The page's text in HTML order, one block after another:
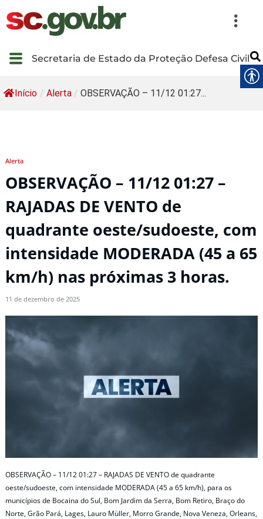
Secretaria de Estado da Proteção Defesa Civil
Início / Alerta / OBSERVAÇÃO – 11/12 01:27...
Alerta
OBSERVAÇÃO – 11/12 01:27 –
RAJADAS DE VENTO de
quadrante oeste/sudoeste, com
intensidade MODERADA (45 a 65
km/h) nas próximas 3 horas.
11 de dezembro de 2025
OBSERVAÇÃO – 11/12 01:27 – RAJADAS DE VENTO de quadrante
oeste/sudoeste, com intensidade MODERADA (45 a 65 km/h), para os
municípios de Bocaina do Sul, Bom Jardim da Serra, Bom Retiro, Braço do
Norte, Grão Pará, Lages, Lauro Müller, Morro Grande, Nova Veneza, Orleans,